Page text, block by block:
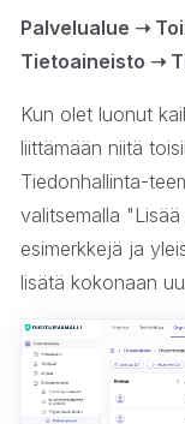
Palvelualue ➝
Tietoaineisto ➝
Kun olet luonut
liittämään niitä
Tiedonhallinta-
valitsemalla
esimerkkejä ja
lisätä kokonaan